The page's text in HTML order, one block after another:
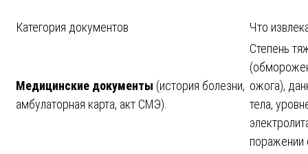
Категория документов Что
Медицинские документы (история болезни,
амбулаторная карта, акт СМЭ).
Степень
ожога),
тела,
поражении